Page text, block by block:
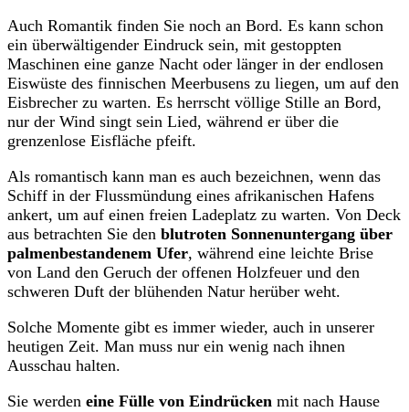
Auch Romantik finden Sie noch an Bord. Es kann schon
ein überwältigender Eindruck sein, mit gestoppten
Maschinen eine ganze Nacht oder länger in der endlosen
Eiswüste des finnischen Meerbusens zu liegen, um auf den
Eisbrecher zu warten. Es herrscht völlige Stille an Bord,
nur der Wind singt sein Lied, während er über die
grenzenlose Eisfläche pfeift.
Als romantisch kann man es auch bezeichnen, wenn das
Schiff in der Flussmündung eines afrikanischen Hafens
ankert, um auf einen freien Ladeplatz zu warten. Von Deck
aus betrachten Sie den blutroten Sonnenuntergang über
palmenbestandenem Ufer, während eine leichte Brise
von Land den Geruch der offenen Holzfeuer und den
schweren Duft der blühenden Natur herüber weht.
Solche Momente gibt es immer wieder, auch in unserer
heutigen Zeit. Man muss nur ein wenig nach ihnen
Ausschau halten.
Sie werden eine Fülle von Eindrücken mit nach Hause